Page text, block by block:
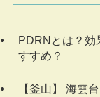
PDRNとは？効
すすめ？
【釜山】 海雲